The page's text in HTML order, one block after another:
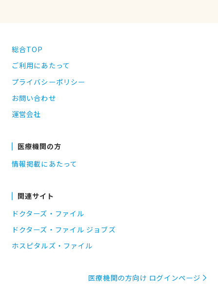
総合TOP
ご利用にあたって
プライバシーポリシー
お問い合わせ
運営会社
医療機関の方
情報掲載にあたって
関連サイト
ドクターズ・ファイル
ドクターズ・ファイル ジョブズ
ホスピタルズ・ファイル
医療機関の方向け ログインページ